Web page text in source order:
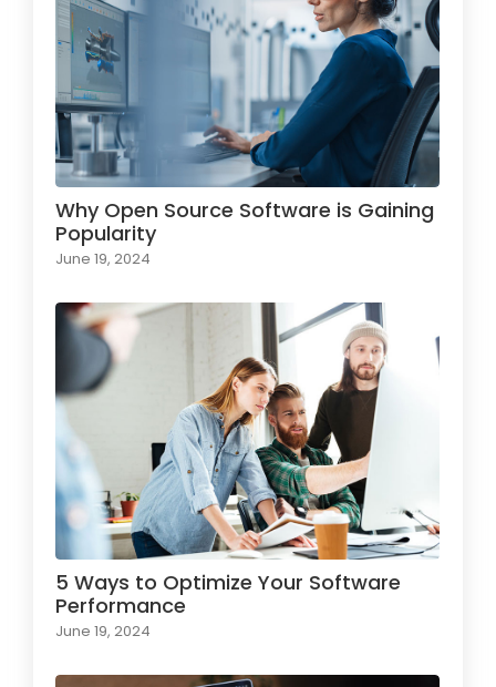
Why Open Source Software is Gaining
Popularity
June 19, 2024
5 Ways to Optimize Your Software
Performance
June 19, 2024